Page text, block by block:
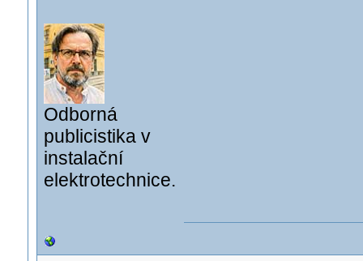
Odborná
publicistika v
instalační
elektrotechnice.